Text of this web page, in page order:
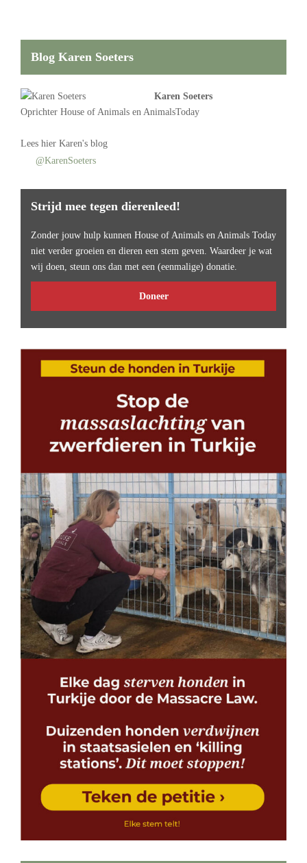
Blog Karen Soeters
Karen Soeters
Oprichter House of Animals en AnimalsToday
Lees hier Karen's blog
@KarenSoeters
Strijd mee tegen dierenleed!
Zonder jouw hulp kunnen House of Animals en Animals Today
niet verder groeien en dieren een stem geven. Waardeer je wat
wij doen, steun ons dan met een (eenmalige) donatie.
Doneer